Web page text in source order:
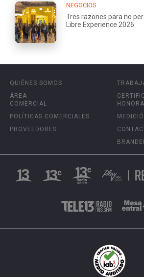
NEGOCIOS
Tres razones para no
Libre Experience 2026
QUIÉNES SOMOS
ÁREA
COMERCIAL
POLÍTICAS COMERCIALES
PROVEEDORES